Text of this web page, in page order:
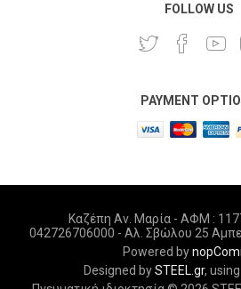
FOLLOW US
PAYMENT
Καζέπη Αν. Μαρία - ΑΦΜ :
042726706000 - Αλ. Σβώλου 25
Powered by
Designed bySTEEL.gr, using